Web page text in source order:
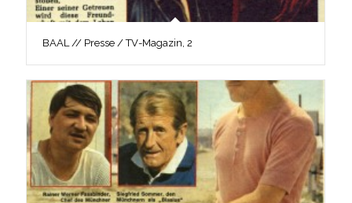
BAAL // Presse / TV-Magazin, 2